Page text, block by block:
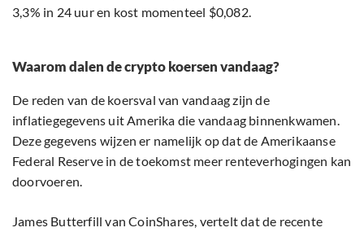
3,3% in 24 uur en kost momenteel $0,082.
Waarom dalen de crypto koersen vandaag?
De reden van de koersval van vandaag zijn de
inflatiegegevens uit Amerika die vandaag binnenkwamen.
Deze gegevens wijzen er namelijk op dat de Amerikaanse
Federal Reserve in de toekomst meer renteverhogingen kan
doorvoeren.
James Butterfill van CoinShares, vertelt dat de recente